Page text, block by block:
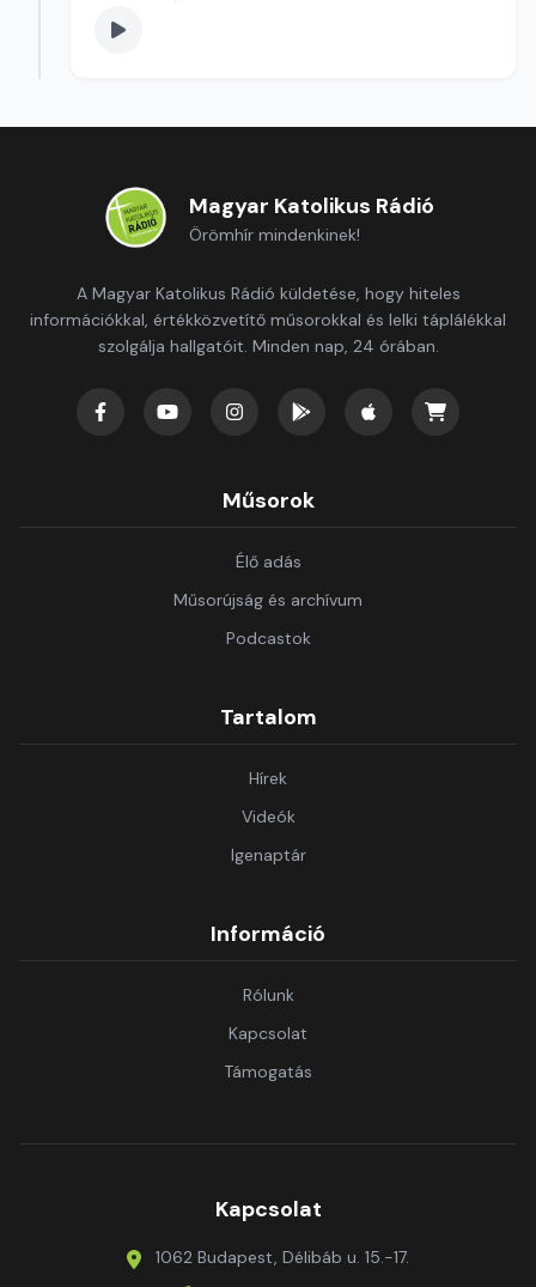
Magyar Katolikus Rádió
Örömhír mindenkinek!
A Magyar Katolikus Rádió küldetése, hogy hiteles
információkkal, értékközvetítő műsorokkal és lelki táplálékkal
szolgálja hallgatóit. Minden nap, 24 órában.
Műsorok
Élő adás
Műsorújság és archívum
Podcastok
Tartalom
Hírek
Videók
Igenaptár
Információ
Rólunk
Kapcsolat
Támogatás
Kapcsolat
1062 Budapest, Délibáb u. 15.-17.